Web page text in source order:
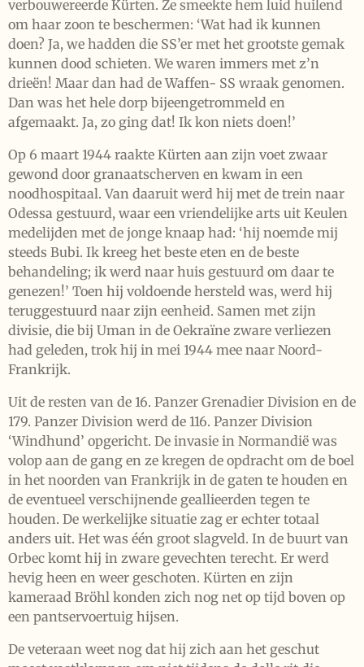
verbouwereerde Kürten. Ze smeekte hem luid huilend
om haar zoon te beschermen: ‘Wat had ik kunnen
doen? Ja, we hadden die SS’er met het grootste gemak
kunnen dood schieten. We waren immers met z’n
drieën! Maar dan had de Waffen- SS wraak genomen.
Dan was het hele dorp bijeengetrommeld en
afgemaakt. Ja, zo ging dat! Ik kon niets doen!’
Op 6 maart 1944 raakte Kürten aan zijn voet zwaar
gewond door granaatscherven en kwam in een
noodhospitaal. Van daaruit werd hij met de trein naar
Odessa gestuurd, waar een vriendelijke arts uit Keulen
medelijden met de jonge knaap had: ‘hij noemde mij
steeds Bubi. Ik kreeg het beste eten en de beste
behandeling; ik werd naar huis gestuurd om daar te
genezen!’ Toen hij voldoende hersteld was, werd hij
teruggestuurd naar zijn eenheid. Samen met zijn
divisie, die bij Uman in de Oekraïne zware verliezen
had geleden, trok hij in mei 1944 mee naar Noord-
Frankrijk.
Uit de resten van de 16. Panzer Grenadier Division en de
179. Panzer Division werd de 116. Panzer Division
‘Windhund’ opgericht. De invasie in Normandië was
volop aan de gang en ze kregen de opdracht om de boel
in het noorden van Frankrijk in de gaten te houden en
de eventueel verschijnende geallieerden tegen te
houden. De werkelijke situatie zag er echter totaal
anders uit. Het was één groot slagveld. In de buurt van
Orbec komt hij in zware gevechten terecht. Er werd
hevig heen en weer geschoten. Kürten en zijn
kameraad Bröhl konden zich nog net op tijd boven op
een pantservoertuig hijsen.
De veteraan weet nog dat hij zich aan het geschut